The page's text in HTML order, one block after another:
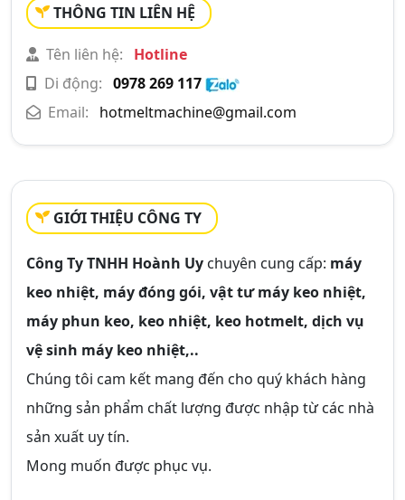
THÔNG TIN LIÊN HỆ
Tên liên hệ:
Hotline
Di động: 0978 269 117
Email:
hotmeltmachine@gmail.com
GIỚI THIỆU CÔNG TY
Công Ty TNHH Hoành Uy chuyên cung cấp: máy
keo nhiệt, máy đóng gói, vật tư máy keo nhiệt,
máy phun keo, keo nhiệt, keo hotmelt, dịch vụ
vệ sinh máy keo nhiệt,..
Chúng tôi cam kết mang đến cho quý khách hàng
những sản phẩm chất lượng được nhập từ các nhà
sản xuất uy tín.
Mong muốn được phục vụ.